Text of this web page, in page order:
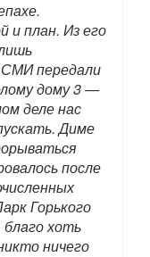
и план. Из его
СМИ передали
дому 3 —
деле нас
Диме
после
Горького
хоть
ничего